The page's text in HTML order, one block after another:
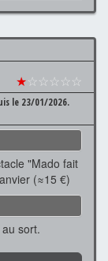
★☆☆☆☆☆
le 23/01/2026.
"Mado fait
(≈15 €)
sort.